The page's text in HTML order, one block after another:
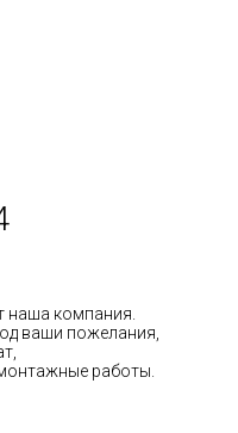
наша компания.
ваши пожелания,
работы.